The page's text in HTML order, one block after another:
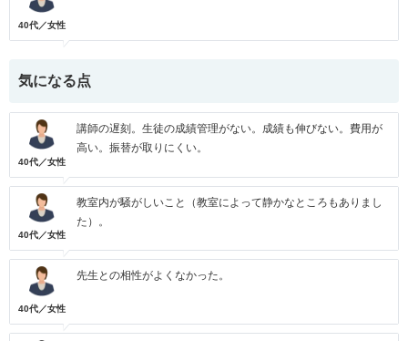
40代／女性
気になる点
40代／女性
講師の遅刻。生徒の成績管理がない。成績も伸びない。費用が
高い。振替が取りにくい。
40代／女性
教室内が騒がしいこと（教室によって静かなところもありまし
た）。
40代／女性
先生との相性がよくなかった。